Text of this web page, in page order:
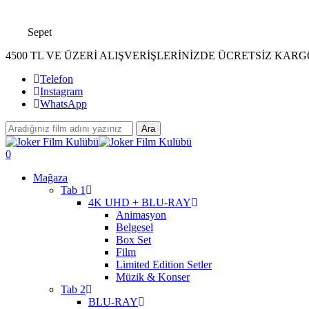
4500 TL VE ÜZERİ ALIŞVERİŞLERİNİZDE ÜCRETSİZ
Telefon
Instagram
WhatsApp
Ara
Close
Search
search
account
0
Mağaza
Tab 1
4K UHD + BLU-RAY
Animasyon
Belgesel
Box Set
Film
Limited Edition Setler
Müzik & Konser
Tab 2
BLU-RAY
Sepet